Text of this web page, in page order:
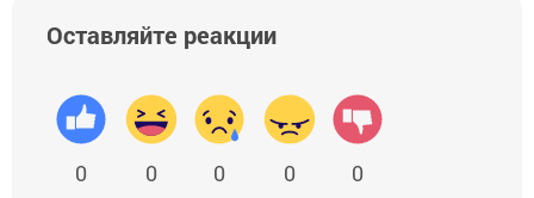
Оставляйте реакции
0 0 0 0 0